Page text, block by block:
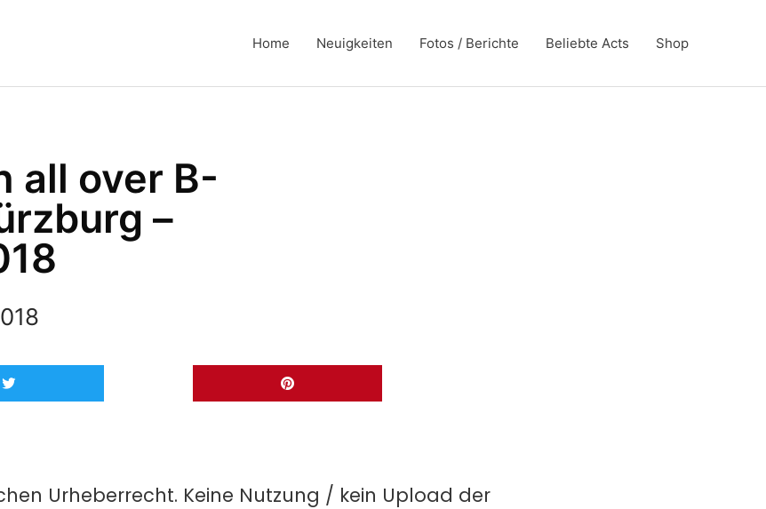
Home Neuigkeiten Fotos / Berichte Beliebte Acts Shop
all over B-
–
Urheberrecht. Keine Nutzung / kein Upload der